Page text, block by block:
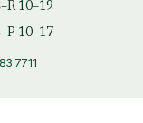
10–19
10–17
7711